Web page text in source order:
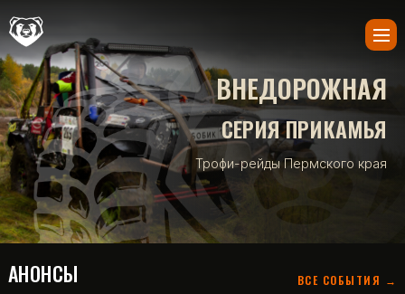
ВНЕДОРОЖНАЯ
СЕРИЯ ПРИКАМЬЯ
Трофи-рейды Пермского края
АНОНСЫ ВСЕ СОБЫТИЯ →